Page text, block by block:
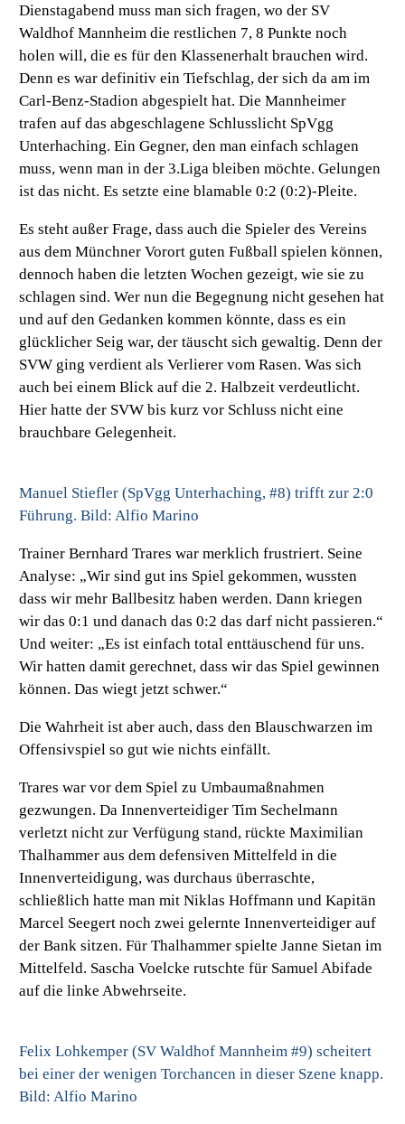
Dienstagabend muss man sich fragen, wo der SV
Waldhof Mannheim die restlichen 7, 8 Punkte noch
holen will, die es für den Klassenerhalt brauchen wird.
Denn es war definitiv ein Tiefschlag, der sich da am im
Carl-Benz-Stadion abgespielt hat. Die Mannheimer
trafen auf das abgeschlagene Schlusslicht SpVgg
Unterhaching. Ein Gegner, den man einfach schlagen
muss, wenn man in der 3.Liga bleiben möchte. Gelungen
ist das nicht. Es setzte eine blamable 0:2 (0:2)-Pleite.
Es steht außer Frage, dass auch die Spieler des Vereins
aus dem Münchner Vorort guten Fußball spielen können,
dennoch haben die letzten Wochen gezeigt, wie sie zu
schlagen sind. Wer nun die Begegnung nicht gesehen hat
und auf den Gedanken kommen könnte, dass es ein
glücklicher Seig war, der täuscht sich gewaltig. Denn der
SVW ging verdient als Verlierer vom Rasen. Was sich
auch bei einem Blick auf die 2. Halbzeit verdeutlicht.
Hier hatte der SVW bis kurz vor Schluss nicht eine
brauchbare Gelegenheit.
Manuel Stiefler (SpVgg Unterhaching, #8) trifft zur 2:0
Führung. Bild: Alfio Marino
Trainer Bernhard Trares war merklich frustriert. Seine
Analyse: „Wir sind gut ins Spiel gekommen, wussten
dass wir mehr Ballbesitz haben werden. Dann kriegen
wir das 0:1 und danach das 0:2 das darf nicht passieren.“
Und weiter: „Es ist einfach total enttäuschend für uns.
Wir hatten damit gerechnet, dass wir das Spiel gewinnen
können. Das wiegt jetzt schwer.“
Die Wahrheit ist aber auch, dass den Blauschwarzen im
Offensivspiel so gut wie nichts einfällt.
Trares war vor dem Spiel zu Umbaumaßnahmen
gezwungen. Da Innenverteidiger Tim Sechelmann
verletzt nicht zur Verfügung stand, rückte Maximilian
Thalhammer aus dem defensiven Mittelfeld in die
Innenverteidigung, was durchaus überraschte,
schließlich hatte man mit Niklas Hoffmann und Kapitän
Marcel Seegert noch zwei gelernte Innenverteidiger auf
der Bank sitzen. Für Thalhammer spielte Janne Sietan im
Mittelfeld. Sascha Voelcke rutschte für Samuel Abifade
auf die linke Abwehrseite.
Felix Lohkemper (SV Waldhof Mannheim #9) scheitert
bei einer der wenigen Torchancen in dieser Szene knapp.
Bild: Alfio Marino